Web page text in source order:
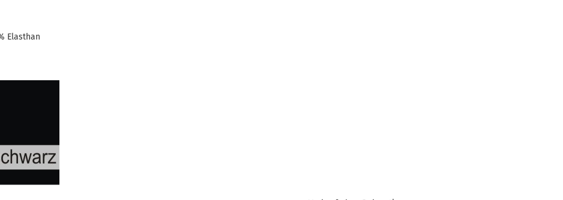
Elasthan